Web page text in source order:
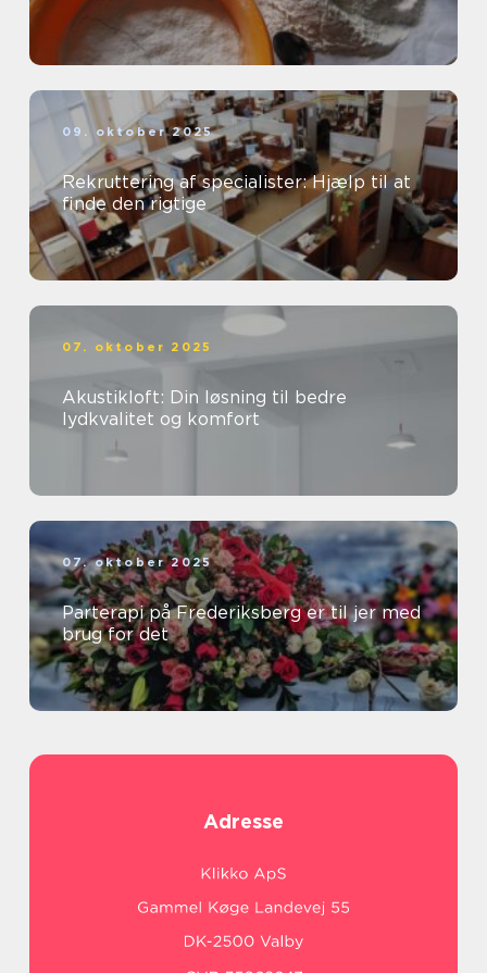
09. oktober 2025
Rekruttering af specialister: Hjælp til at
finde den rigtige
07. oktober 2025
Akustikloft: Din løsning til bedre
lydkvalitet og komfort
07. oktober 2025
Parterapi på Frederiksberg er til jer med
brug for det
Adresse